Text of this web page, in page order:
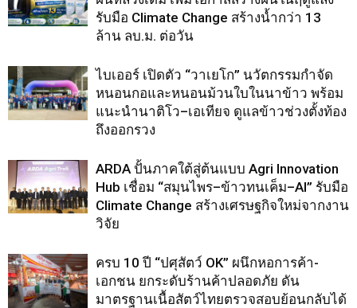
รับมือ Climate Change สร้างน้ำกว่า 13
ล้าน ลบ.ม. ต่อวัน
ไบเออร์ เปิดตัว “วาเยโก” นวัตกรรมกำจัด
หนอนกอและหนอนม้วนใบในนาข้าว พร้อม
แนะนำนาติโว–เอเทียจ ดูแลข้าวช่วงตั้งท้อง
ถึงออกรวง
ARDA ปั้นภาคใต้สู่ต้นแบบ Agri Innovation
Hub เชื่อม “สมุนไพร–ข้าวทนเค็ม–AI” รับมือ
Climate Change สร้างเศรษฐกิจใหม่จากงาน
วิจัย
ครบ 10 ปี “ปศุสัตว์ OK” ผนึกหอการค้า-
เอกชน ยกระดับร้านค้าปลอดภัย ดัน
มาตรฐานเนื้อสัตว์ไทยตรวจสอบย้อนกลับได้